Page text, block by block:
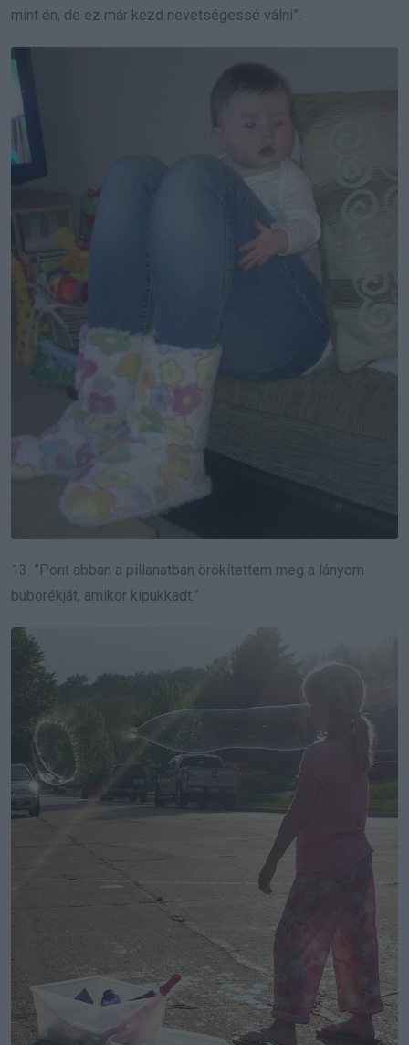
mint én, de ez már kezd nevetségessé válni”.
13. ”Pont abban a pillanatban örökítettem meg a lányom
buborékját, amikor kipukkadt.”